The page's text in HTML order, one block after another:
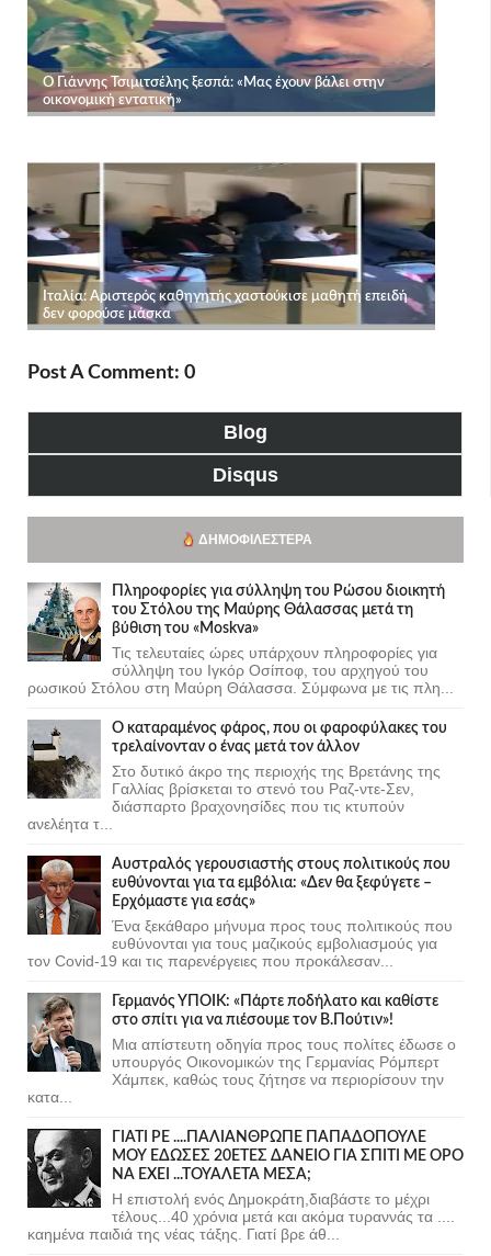
Post A Comment: 0
Blog
Disqus
ΔΗΜΟΦΙΛΈΣΤΕΡΑ
Πληροφορίες για σύλληψη του Ρώσου διοικητή
του Στόλου της Mαύρης Θάλασσας μετά τη
βύθιση του «Moskva»
Τις τελευταίες ώρες υπάρχουν πληροφορίες για
σύλληψη του Ιγκόρ Οσίποφ, του αρχηγού του
ρωσικού Στόλου στη Μαύρη Θάλασσα. Σύμφωνα με τις πλη...
Ο καταραμένος φάρος, που οι φαροφύλακες του
τρελαίνονταν ο ένας μετά τον άλλον
Στο δυτικό άκρο της περιοχής της Βρετάνης της
Γαλλίας βρίσκεται το στενό του Ραζ-ντε-Σεν,
διάσπαρτο βραχονησίδες που τις κτυπούν
ανελέητα τ...
Αυστραλός γερουσιαστής στους πολιτικούς που
ευθύνονται για τα εμβόλια: «Δεν θα ξεφύγετε –
Ερχόμαστε για εσάς»
Ένα ξεκάθαρο μήνυμα προς τους πολιτικούς που
ευθύνονται για τους μαζικούς εμβολιασμούς για
τον Covid-19 και τις παρενέργειες που προκάλεσαν...
Γερμανός ΥΠΟΙΚ: «Πάρτε ποδήλατο και καθίστε
στο σπίτι για να πιέσουμε τον Β.Πούτιν»!
Μια απίστευτη οδηγία προς τους πολίτες έδωσε ο
υπουργός Οικονομικών της Γερμανίας Ρόμπερτ
Χάμπεκ, καθώς τους ζήτησε να περιορίσουν την
κατα...
ΓΙΑΤΙ ΡΕ ....ΠΑΛΙΑΝΘΡΩΠΕ ΠΑΠΑΔΟΠΟΥΛΕ
ΜΟΥ ΕΔΩΣΕΣ 20ΕΤΕΣ ΔΑΝΕΙΟ ΓΙΑ ΣΠΙΤΙ ΜΕ ΟΡΟ
ΝΑ ΕΧΕΙ ...ΤΟΥΑΛΕΤΑ ΜΕΣΑ;
Η επιστολή ενός Δημοκράτη,διαβάστε το μέχρι
τέλους...40 χρόνια μετά και ακόμα τυραννάς τα ....
καημένα παιδιά της νέας τάξης. Γιατί βρε άθ...